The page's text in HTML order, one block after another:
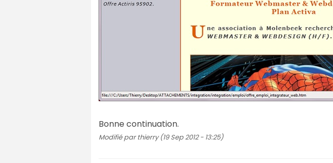
Bonne continuation.
Modifié par thierry (19 Sep 2012 - 13:25)